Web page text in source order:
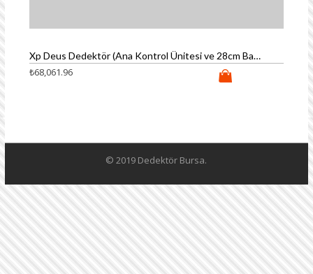
Xp Deus Dedektör (Ana Kontrol Ünitesi ve 28cm Başlık)
₺68,061.96
© 2019 Dedektör Bursa.